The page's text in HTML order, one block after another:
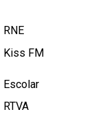
RNE
Kiss FM
Escolar
RTVA